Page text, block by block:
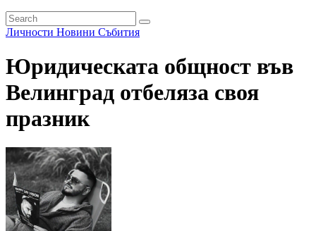
Личности Новини Събития
Юридическата общност във
Велинград отбеляза своя
празник